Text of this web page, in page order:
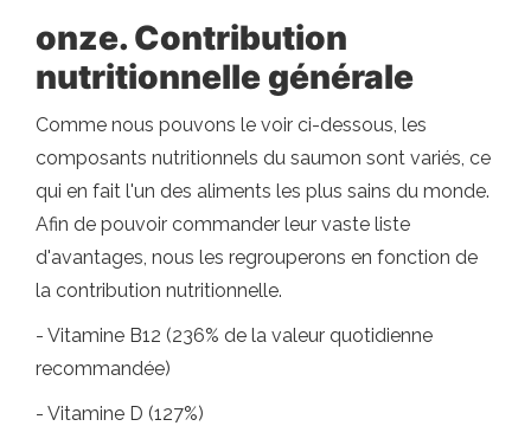
onze. Contribution
nutritionnelle générale
Comme nous pouvons le voir ci-dessous, les
composants nutritionnels du saumon sont variés, ce
qui en fait l'un des aliments les plus sains du monde.
Afin de pouvoir commander leur vaste liste
d'avantages, nous les regrouperons en fonction de
la contribution nutritionnelle.
- Vitamine B12 (236% de la valeur quotidienne
recommandée)
- Vitamine D (127%)